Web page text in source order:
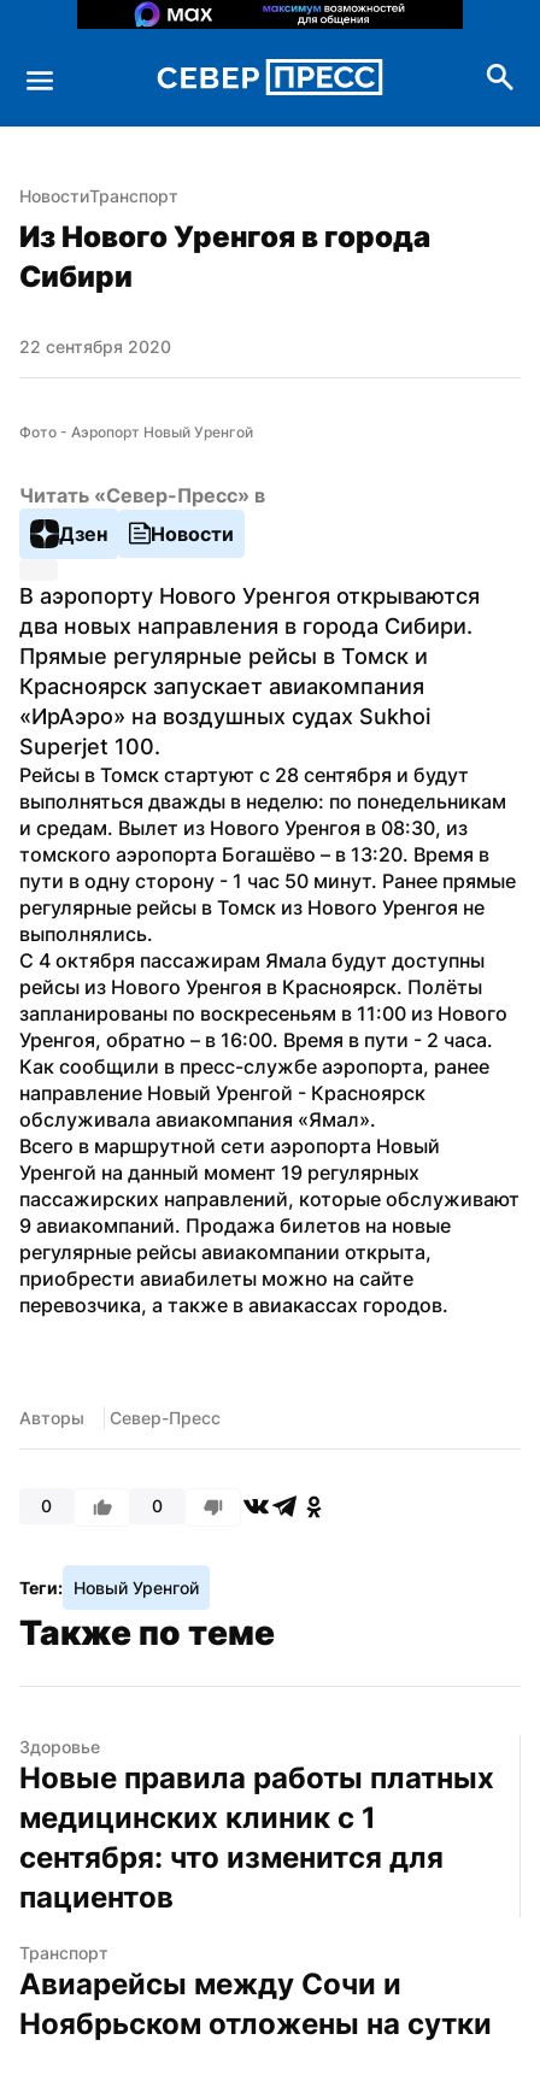
НовостиТранспорт
Из Нового Уренгоя в города
Сибири
22 сентября 2020
Фото - Аэропорт Новый Уренгой
Читать «Север-Пресс» в
Дзен
Новости
В аэропорту Нового Уренгоя открываются
два новых направления в города Сибири.
Прямые регулярные рейсы в Томск и
Красноярск запускает авиакомпания
«ИрАэро» на воздушных судах Sukhoi
Superjet 100.
Рейсы в Томск стартуют с 28 сентября и будут
выполняться дважды в неделю: по понедельникам
и средам. Вылет из Нового Уренгоя в 08:30, из
томского аэропорта Богашёво – в 13:20. Время в
пути в одну сторону - 1 час 50 минут. Ранее прямые
регулярные рейсы в Томск из Нового Уренгоя не
выполнялись.
С 4 октября пассажирам Ямала будут доступны
рейсы из Нового Уренгоя в Красноярск. Полёты
запланированы по воскресеньям в 11:00 из Нового
Уренгоя, обратно – в 16:00. Время в пути - 2 часа.
Как сообщили в пресс-службе аэропорта, ранее
направление Новый Уренгой - Красноярск
обслуживала авиакомпания «Ямал».
Всего в маршрутной сети аэропорта Новый
Уренгой на данный момент 19 регулярных
пассажирских направлений, которые обслуживают
9 авиакомпаний. Продажа билетов на новые
регулярные рейсы авиакомпании открыта,
приобрести авиабилеты можно на сайте
перевозчика, а также в авиакассах городов.
Авторы Север-Пресс
0 0
Теги: Новый Уренгой
Также по теме
Здоровье
Новые правила работы платных
медицинских клиник с 1
сентября: что изменится для
пациентов
Транспорт
Авиарейсы между Сочи и
Ноябрьском отложены на сутки